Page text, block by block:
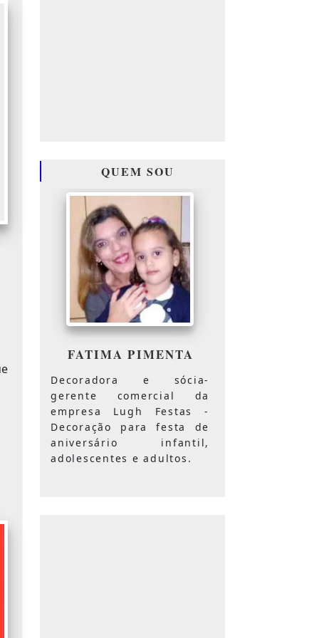
QUEM SOU
FATIMA PIMENTA
Decoradora e sócia-
gerente comercial da
empresa Lugh Festas -
Decoração para festa de
aniversário infantil,
adolescentes e adultos.